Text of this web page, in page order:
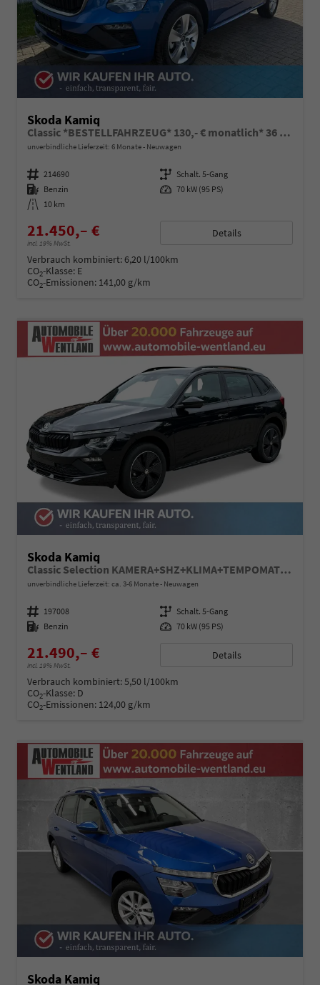
Skoda Kamiq
Classic *BESTELLFAHRZEUG* 130,- € monatlich* 36 Monate* Ohne Kilometerbegrenzung*
unverbindliche Lieferzeit: 6 Monate Neuwagen
Fahrzeugnummer 214690 Getriebe Schalt. 5-Gang
Kraftstoff Benzin Leistung 70 kW (95 PS)
Kilometerstand 10 km
21.450,– €
incl. 19% MwSt.
Details
Verbrauch kombiniert:6,20 l/100km
CO2-Klasse: E
CO2-Emissionen: 141,00 g/km
Skoda Kamiq
Classic Selection KAMERA+SHZ+KLIMA+TEMPOMAT+LED+16" LM
unverbindliche Lieferzeit: ca. 3-6 Monate Neuwagen
Fahrzeugnummer 197008 Getriebe Schalt. 5-Gang
Kraftstoff Benzin Leistung 70 kW (95 PS)
21.490,– €
incl. 19% MwSt.
Details
Verbrauch kombiniert:5,50 l/100km
CO2-Klasse: D
CO2-Emissionen: 124,00 g/km
Skoda Kamiq